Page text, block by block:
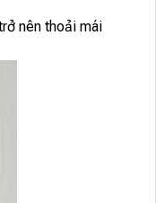
nên thoải mái